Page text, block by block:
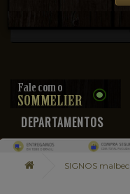
DEPARTAMENTOS
SIGNOS malbec